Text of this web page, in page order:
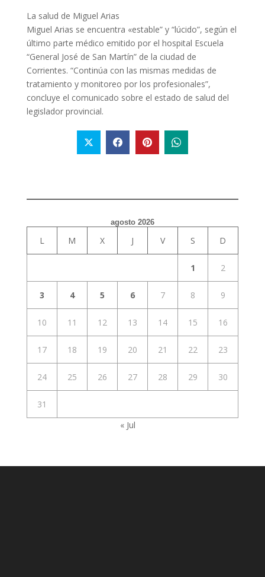
La salud de Miguel Arias
Miguel Arias se encuentra «estable” y “lúcido”, según el
último parte médico emitido por el hospital Escuela
“General José de San Martín” de la ciudad de
Corrientes. “Continúa con las mismas medidas de
tratamiento y monitoreo por los profesionales”,
concluye el comunicado sobre el estado de salud del
legislador provincial.
agosto 2026
L M X J V S D
1 2
3 4 5 6 7 8 9
10 11 12 13 14 15 16
17 18 19 20 21 22 23
24 25 26 27 28 29 30
31
« Jul